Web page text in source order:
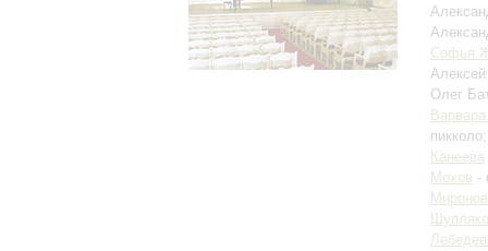
Софья
Олег
Канеева
Мохов -
Миронов